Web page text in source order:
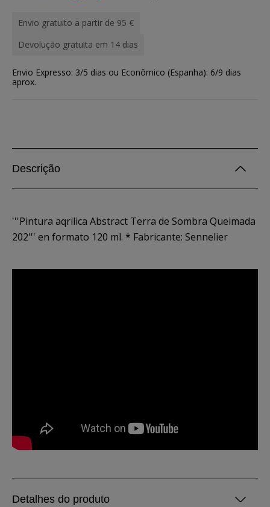
Envio gratuito a partir de 95 €
Devolução gratuita em 14 dias
Envio Expresso: 3/5 dias ou Econômico (Espanha): 6/9 dias
aprox.
Descrição
'''Pintura aqrilica Abstract Terra de Sombra Queimada
202''' en formato 120 ml. * Fabricante: Sennelier
Detalhes do produto